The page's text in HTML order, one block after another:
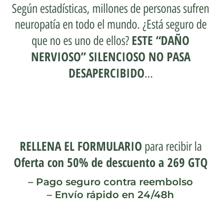
Según estadísticas, millones de personas sufren
neuropatía en todo el mundo. ¿Está seguro de
que no es uno de ellos? ESTE “DAÑO
NERVIOSO” SILENCIOSO NO PASA
DESAPERCIBIDO…
RELLENA EL FORMULARIO para recibir la
Oferta con 50% de descuento a 269 GTQ
– Pago seguro contra reembolso
– Envío rápido en 24/48h